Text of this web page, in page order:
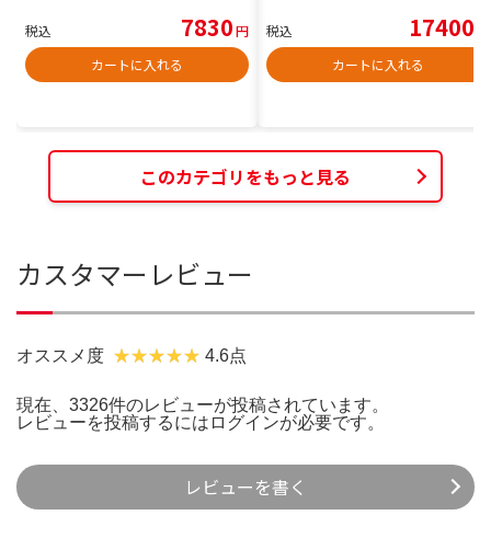
税込 7830円
カートに入れる
税込 17400
カートに入れる
このカテゴリをもっと見る
カスタマーレビュー
オススメ度 4.6点
現在、3326件のレビューが投稿されています。
レビューを投稿するには ログインが必要です。
レビューを書く